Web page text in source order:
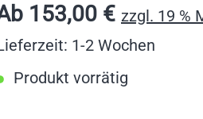
153,00 € zzgl. 19 %
1-2 Wochen
Produkt vorrätig